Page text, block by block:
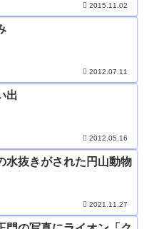
2015.11.02
2012.07.11
出
2012.05.16
水抜きがされた円山動物
2021.11.27